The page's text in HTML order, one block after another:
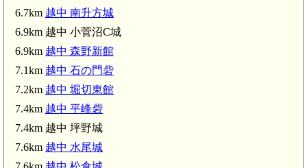
6.7km 越中 南升方城
6.9km 越中 小菅沼C城
6.9km 越中 森野新館
7.1km 越中 石の門砦
7.2km 越中 堀切東館
7.4km 越中 平峰砦
7.4km 越中 坪野城
7.6km 越中 水尾城